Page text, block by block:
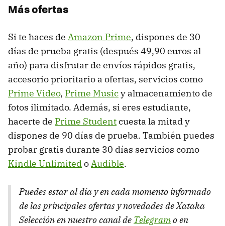
Más ofertas
Si te haces de Amazon Prime, dispones de 30
días de prueba gratis (después 49,90 euros al
año) para disfrutar de envíos rápidos gratis,
accesorio prioritario a ofertas, servicios como
Prime Video, Prime Musicy almacenamiento de
fotos ilimitado. Además, si eres estudiante,
hacerte de Prime Studentcuesta la mitad y
dispones de 90 días de prueba. También puedes
probar gratis durante 30 días servicios como
Kindle UnlimitedoAudible.
Puedes estar al día y en cada momento informado
de las principales ofertas y novedades de Xataka
Selección en nuestro canal de Telegramo en